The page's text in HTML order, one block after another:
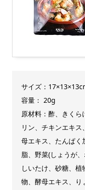
サイズ：
容量： 20g
原材料：酢、きくら
リン、チキンエキ
母エキス、たんぱく
脂、野菜(しょうが
しいたけ、砂糖、
物、酵母エキス、